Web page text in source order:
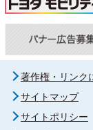
著作権・リンク
サイトマップ
サイトポリシー